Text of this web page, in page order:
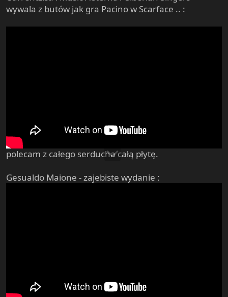
wywala z butów jak gra Pacino w Scarface .. :
polecam z całego serducha całą płytę.
Gesualdo Maione - zajebiste wydanie :